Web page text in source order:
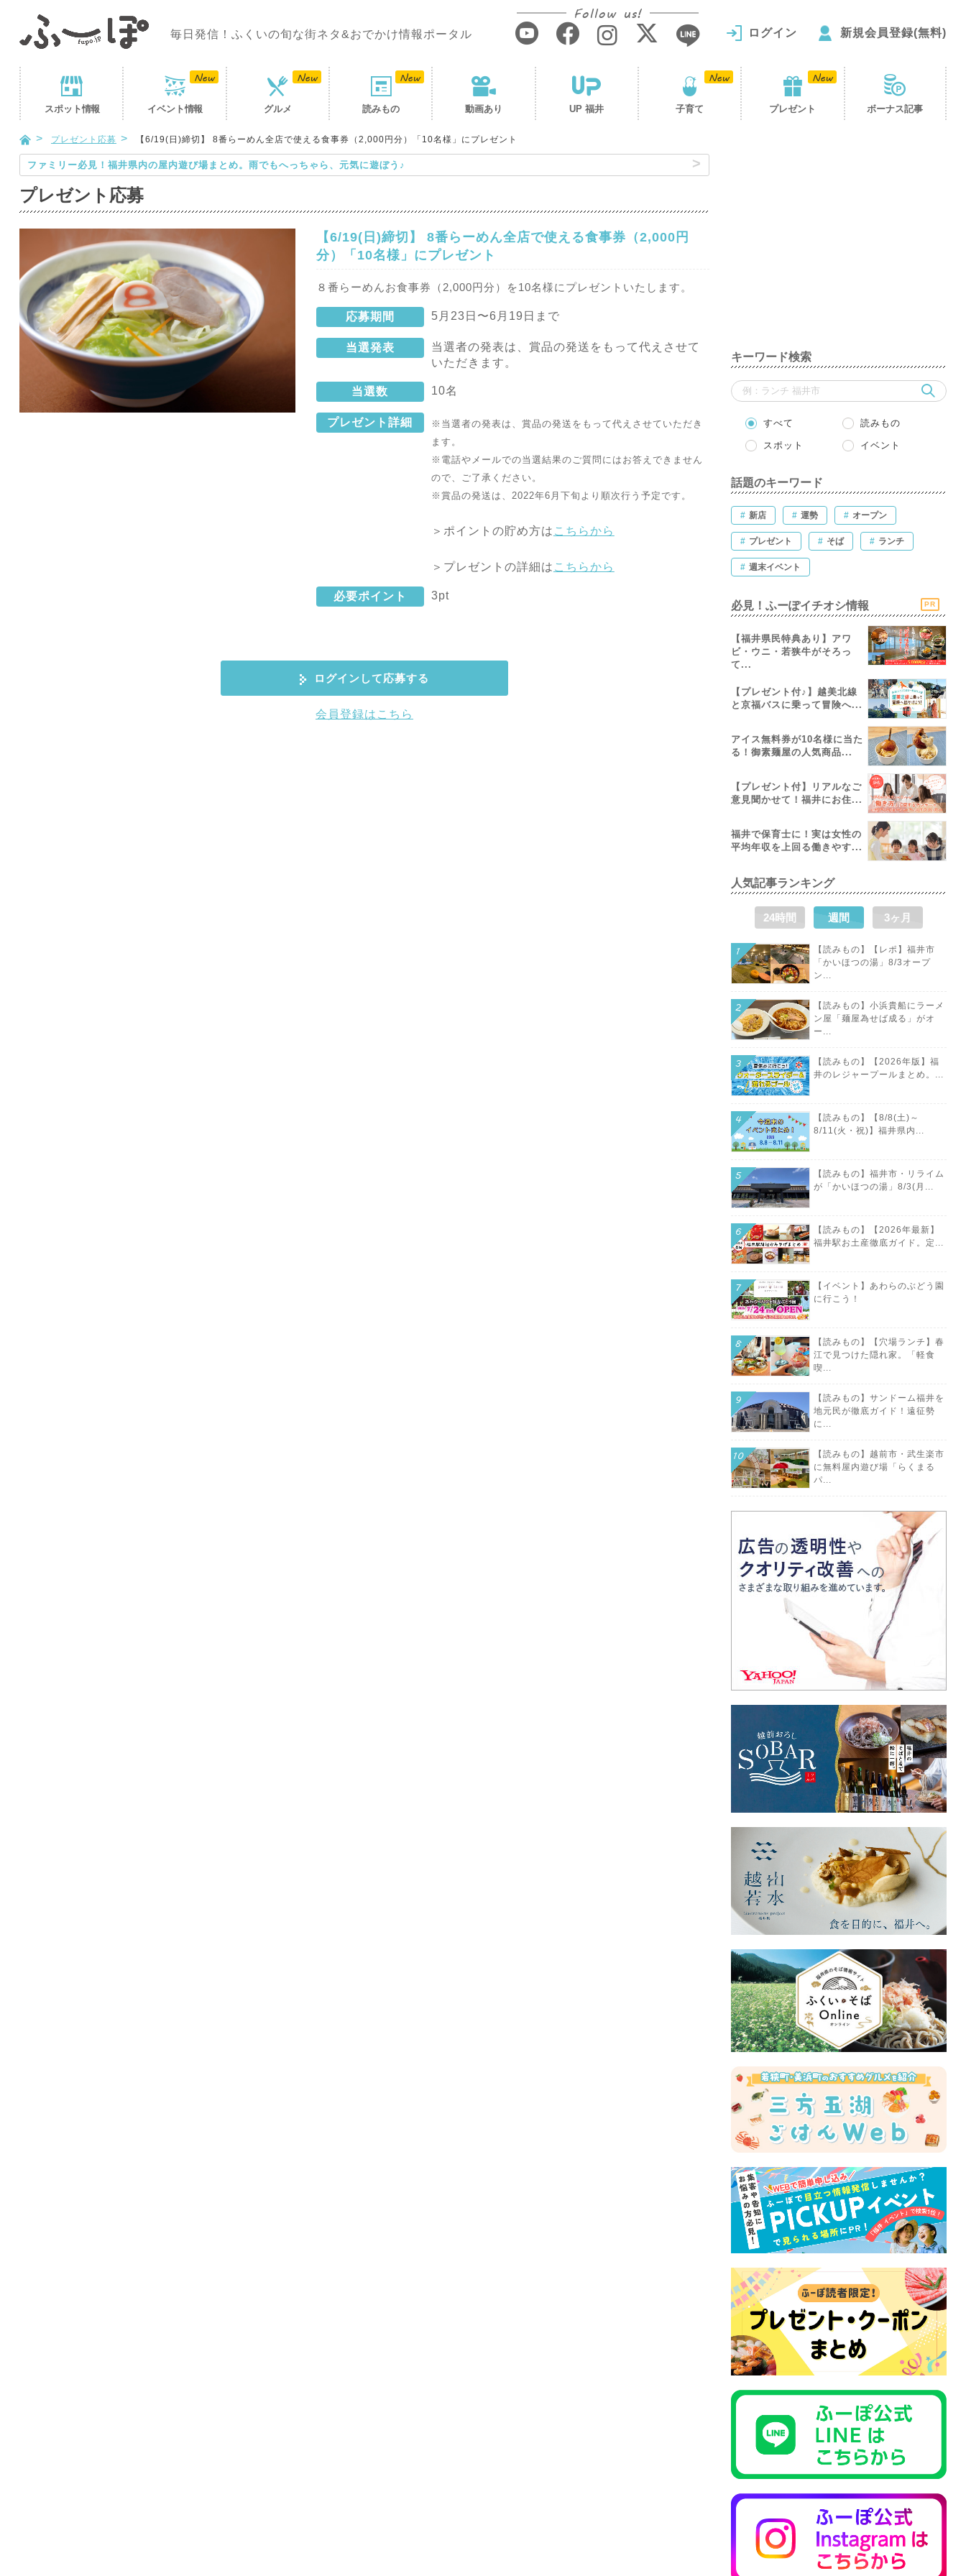
毎日発信！ふくいの旬な街ネタ&おでかけ情報ポータル
Follow us!
ログイン 新規会員登録(無料)
スポット情報 イベント情報 グルメ 読みもの 動画あり UP 福井 子育て プレゼント ボーナス記事
プレゼント応募 【6/19(日)締切】 8番らーめん全店で使える食事券（2,000円分）「10名様」にプレゼント
ファミリー必見！福井県内の屋内遊び場まとめ。雨でもへっちゃら、元気に遊ぼう♪
プレゼント応募
【6/19(日)締切】 8番らーめん全店で使える食事券（2,000円
分）「10名様」にプレゼント
８番らーめんお食事券（2,000円分）を10名様にプレゼントいたします。
応募期間 5月23日〜6月19日まで
当選発表
当選者の発表は、賞品の発送をもって代えさせて
いただきます。
当選数 10名
プレゼント詳細
※当選者の発表は、賞品の発送をもって代えさせていただき
ます。
※電話やメールでの当選結果のご質問にはお答えできません
ので、ご了承ください。
※賞品の発送は、2022年6 月下旬より順次行う予定です。
＞ポイントの貯め方は こちらから
＞プレゼントの詳細は こちらから
必要ポイント 3pt
ログインして応募する
会員登録はこちら
キーワード検索
すべて 読みもの
スポット イベント
話題のキーワード
# 新店 # 運勢 # オープン
# プレゼント # そば # ランチ
# 週末イベント
必見！ふーぽイチオシ情報 PR
【福井県民特典あり】アワ
ビ・ウニ・若狭牛がそろっ
て...
【プレゼント付♪】越美北線
と京福バスに乗って冒険へ...
アイス無料券が10名様に当た
る！御素麺屋の人気商品...
【プレゼント付】リアルなご
意見聞かせて！福井にお住...
福井で保育士に！実は女性の
平均年収を上回る働きやす...
人気記事ランキング
24時間 週間 3ヶ月
【読みもの】【レポ】福井市
「かいほつの湯」8/3オープ
ン...
【読みもの】小浜貴船にラーメ
ン屋「麺屋為せば成る」がオ
ー...
【読みもの】【2026年版】福
井のレジャープールまとめ。...
【読みもの】【8/8(土)～
8/11(火・祝)】福井県内...
【読みもの】福井市・リライム
が「かいほつの湯」8/3(月...
【読みもの】【2026年最新】
福井駅お土産徹底ガイド。定...
【イベント】あわらのぶどう園
に行こう！
【読みもの】【穴場ランチ】春
江で見つけた隠れ家。「軽食
喫...
【読みもの】サンドーム福井を
地元民が徹底ガイド！遠征勢
に...
【読みもの】越前市・武生楽市
に無料屋内遊び場「らくまる
パ...